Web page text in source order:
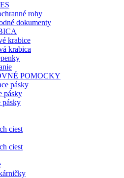
rohy
dokumenty
krabice
krabica
POMOCKY
pásky
pásky
pásky
ciest
ciest